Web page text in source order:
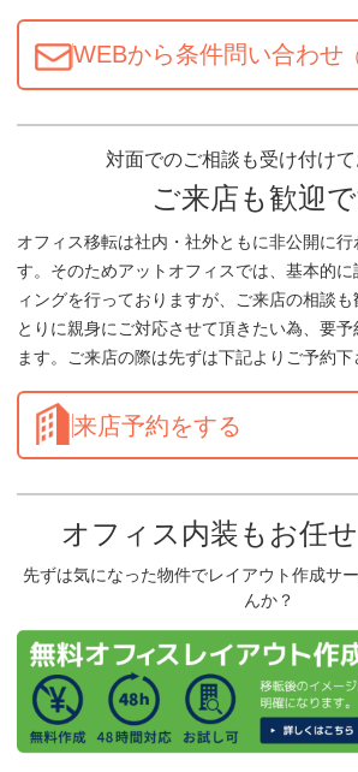
WEBから条件問い合わせ
対面でのご相談も受け付け
ご来店も歓迎
オフィス移転は社内・社外ともに非公開に
す。そのためアットオフィスでは、基本的
ィングを行っておりますが、ご来店の相談
とりに親身にご対応させて頂きたい為、要
ます。ご来店の際は先ずは下記よりご予約下
来店予約をする
オフィス内装もお任
先ずは気になった物件でレイアウト作成サ
んか？